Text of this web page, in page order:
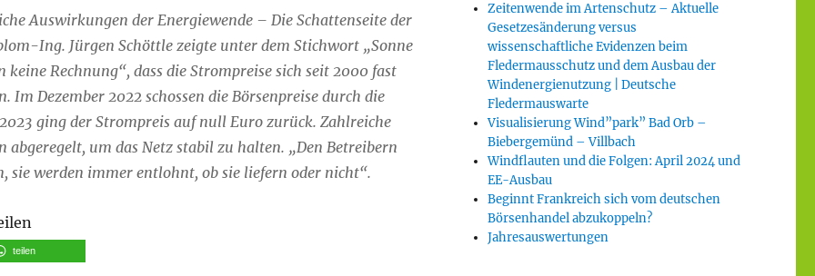
Auswirkungen der Energiewende – Die Schattenseite der
Ing. Jürgen Schöttle zeigte unter dem Stichwort „Sonne
keine Rechnung“, dass die Strompreise sich seit 2000 fast
Im Dezember 2022 schossen die Börsenpreise durch die
ging der Strompreis auf null Euro zurück. Zahlreiche
abgeregelt, um das Netz stabil zu halten. „Den Betreibern
sie werden immer entlohnt, ob sie liefern oder nicht“.
teilen
Zeitenwende im Artenschutz – Aktuelle
Gesetzesänderung versus
wissenschaftliche Evidenzen beim
Fledermausschutz und dem Ausbau der
Windenergienutzung | Deutsche
Fledermauswarte
Visualisierung Wind”park” Bad Orb –
Biebergemünd – Villbach
Windflauten und die Folgen: April 2024 und
EE-Ausbau
Beginnt Frankreich sich vom deutschen
Börsenhandel abzukoppeln?
Jahresauswertungen